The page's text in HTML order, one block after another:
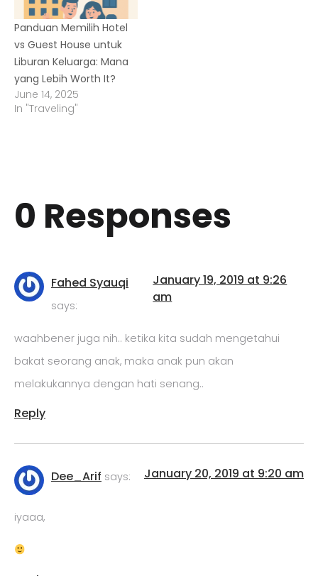
Panduan Memilih Hotel
vs Guest House untuk
Liburan Keluarga: Mana
yang Lebih Worth It?
June 14, 2025
In "Traveling"
0 Responses
Fahed Syauqi
says:
January 19, 2019 at 9:26
am
waahbener juga nih.. ketika kita sudah mengetahui
bakat seorang anak, maka anak pun akan
melakukannya dengan hati senang..
Reply
Dee_Arif says: January 20, 2019 at 9:20 am
iyaaa,